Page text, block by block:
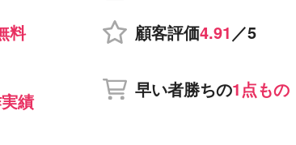
料 顧客評価4.91 ／5
績
早い者勝ちの1点もの